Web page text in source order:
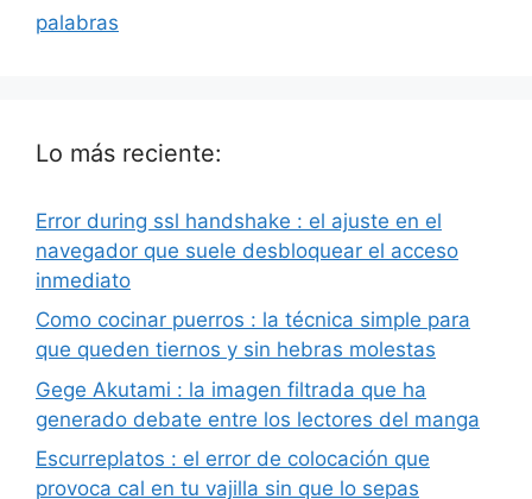
palabras
Lo más reciente:
Error during ssl handshake : el ajuste en el
navegador que suele desbloquear el acceso
inmediato
Como cocinar puerros : la técnica simple para
que queden tiernos y sin hebras molestas
Gege Akutami : la imagen filtrada que ha
generado debate entre los lectores del manga
Escurreplatos : el error de colocación que
provoca cal en tu vajilla sin que lo sepas